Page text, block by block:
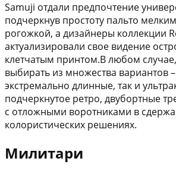
Samuji отдали предпочтение
подчеркнув простоту пальто
рогожкой, а дизайнеры коллекции
актуализировали свое видение
клетчатым принтом.В любом
выбирать из множества вариантов
экстремально длинные, так и
подчеркнутое ретро, двубортные
с отложными воротниками в
колористических решениях.
Милитари